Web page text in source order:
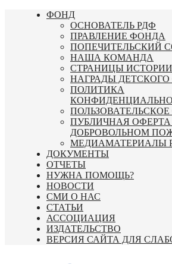
Перейти
ФОНД
ОСНОВАТЕЛЬ РДФ
ПРАВЛЕНИЕ ФОНДА
ПОПЕЧИТЕЛЬСКИЙ
НАША КОМАНДА
СТРАНИЦЫ ИСТОРИИ
НАГРАДЫ
ПОЛИТИКА
ПУБЛИЧНАЯ ОФЕРТА
ДОБРОВОЛЬНОМ
МЕДИАМАТЕРИАЛЫ
ДОКУМЕНТЫ
ОТЧЕТЫ
НУЖНА ПОМОЩЬ?
НОВОСТИ
СМИ О НАС
СТАТЬИ
АССОЦИАЦИЯ
ИЗДАТЕЛЬСТВО
ВЕРСИЯ САЙТА ДЛЯ